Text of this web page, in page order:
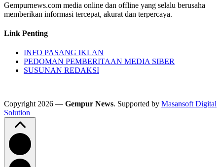
Gempurnews.com media online dan offline yang selalu berusaha
memberikan informasi tercepat, akurat dan terpercaya.
Link Penting
INFO PASANG IKLAN
PEDOMAN PEMBERITAAN MEDIA SIBER
SUSUNAN REDAKSI
Copyright 2026 — Gempur News. Supported by Masansoft Digital
Solution